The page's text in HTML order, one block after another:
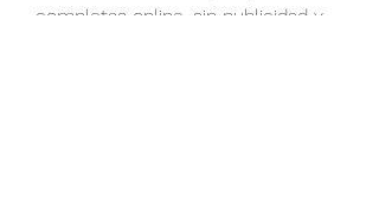
completas online, sin publicidad y